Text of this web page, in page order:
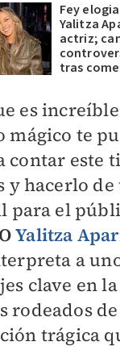
Fey
Yalitza
actriz;
tras
es
mágico te
contar este
y hacerlo
para el
Yalitza
a
clave en
rodeados
trágica